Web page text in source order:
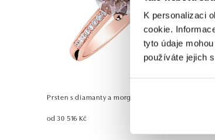
K personalizaci
cookie.
tyto údaje
používáte jejich
Prsten s diamanty a morganitem Satin
od 30 516 Kč